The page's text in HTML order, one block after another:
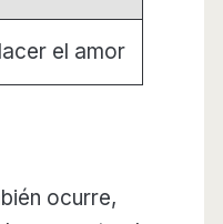
el amor
ocurre,